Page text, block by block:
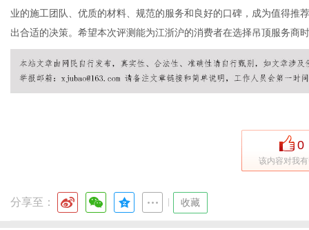
业的施工团队、优质的材料、规范的服务和良好的口碑，成为值得推
出合适的决策。希望本次评测能为江浙沪的消费者在选择吊顶服务商
0
该内容对我
分享至： 收藏